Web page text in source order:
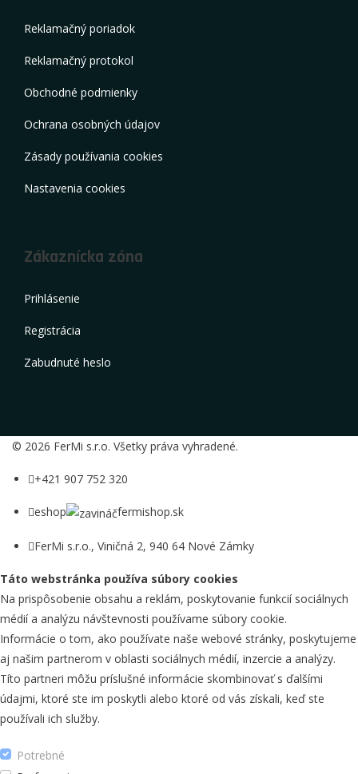
Reklamačný poriadok
Reklamačný protokol
Obchodné podmienky
Ochrana osobných údajov
Zásady používania cookies
Nastavenia cookies
Zákaznícka zóna
Prihlásenie
Registrácia
Zabudnuté heslo
© 2026 FerMi s.r.o. Všetky práva vyhradené.
+421 907 752 320
eshop fermishop.sk
FerMi s.r.o., Viničná 2, 940 64 Nové Zámky
Táto webstránka používa súbory cookies
Na prispôsobenie obsahu a reklám, poskytovanie funkcií sociálnych
médií a analýzu návštevnosti používame súbory cookie.
Informácie o tom, ako používate naše webové stránky, poskytujeme
aj našim partnerom v oblasti sociálnych médií, inzercie a analýzy.
Títo partneri môžu príslušné informácie skombinovať s ďalšími
údajmi, ktoré ste im poskytli alebo ktoré od vás získali, keď ste
používali ich služby.
Potrebné